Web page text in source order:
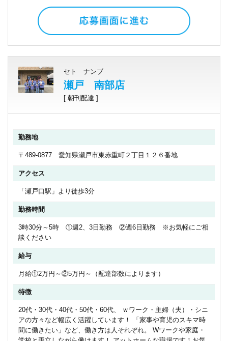
セト ナンブ
瀬戸 南部店
[ 朝刊配達 ]
勤務地
〒489-0877 愛知県瀬戸市東赤重町２丁目１２６番地
アクセス
「瀬戸口駅」より徒歩3分
勤務時間
3時30分～5時 ①週2、3日勤務 ②週6日勤務 ※お気軽にご相
談ください
給与
月給①2万円～②5万円～（配達部数によります）
特徴
20代・30代・40代・50代・60代、 ｗワーク・主婦（夫）・シニ
アの方々など幅広く活躍しています！ 「家事や育児のスキマ時
間に働きたい」など、働き方は人それぞれ。 Wワークや家庭・